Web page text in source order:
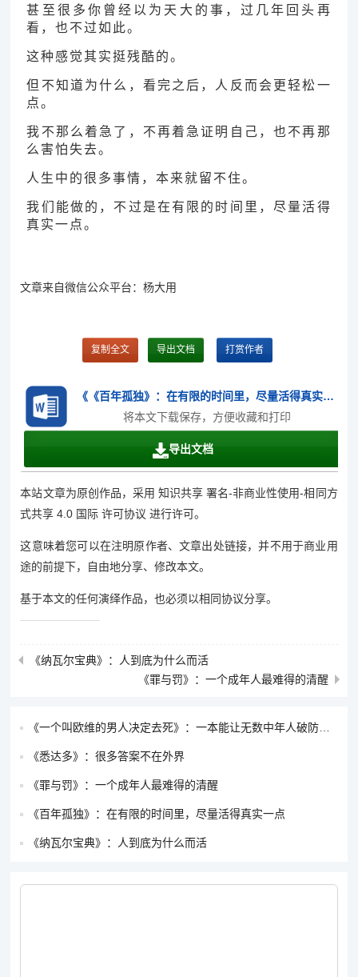
甚至很多你曾经以为天大的事，过几年回头再
看，也不过如此。
这种感觉其实挺残酷的。
但不知道为什么，看完之后，人反而会更轻松一
点。
我不那么着急了，不再着急证明自己，也不再那
么害怕失去。
人生中的很多事情，本来就留不住。
我们能做的，不过是在有限的时间里，尽量活得
真实一点。
文章来自微信公众平台：杨大用
复制全文 导出文档 打赏作者
《《百年孤独》：在有限的时间里，尽量活得真实一点 》.doc
将本文下载保存，方便收藏和打印
导出文档
本站文章为原创作品，采用 知识共享 署名-非商业性使用-相同方
式共享 4.0 国际 许可协议 进行许可。
这意味着您可以在注明原作者、文章出处链接，并不用于商业用
途的前提下，自由地分享、修改本文。
基于本文的任何演绎作品，也必须以相同协议分享。
《纳瓦尔宝典》：人到底为什么而活
《罪与罚》：一个成年人最难得的清醒
《一个叫欧维的男人决定去死》：一本能让无数中年人破防的书
《悉达多》：很多答案不在外界
《罪与罚》：一个成年人最难得的清醒
《百年孤独》：在有限的时间里，尽量活得真实一点
《纳瓦尔宝典》：人到底为什么而活